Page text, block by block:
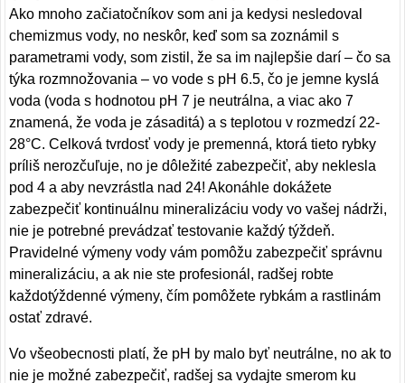
Ako mnoho začiatočníkov som ani ja kedysi nesledoval
chemizmus vody, no neskôr, keď som sa zoznámil s
parametrami vody, som zistil, že sa im najlepšie darí – čo sa
týka rozmnožovania – vo vode s pH 6.5, čo je jemne kyslá
voda (voda s hodnotou pH 7 je neutrálna, a viac ako 7
znamená, že voda je zásaditá) a s teplotou v rozmedzí 22-
28°C. Celková tvrdosť vody je premenná, ktorá tieto rybky
príliš nerozčuľuje, no je dôležité zabezpečiť, aby neklesla
pod 4 a aby nevzrástla nad 24! Akonáhle dokážete
zabezpečiť kontinuálnu mineralizáciu vody vo vašej nádrži,
nie je potrebné prevádzať testovanie každý týždeň.
Pravidelné výmeny vody vám pomôžu zabezpečiť správnu
mineralizáciu, a ak nie ste profesionál, radšej robte
každotýždenné výmeny, čím pomôžete rybkám a rastlinám
ostať zdravé.
Vo všeobecnosti platí, že pH by malo byť neutrálne, no ak to
nie je možné zabezpečiť, radšej sa vydajte smerom ku